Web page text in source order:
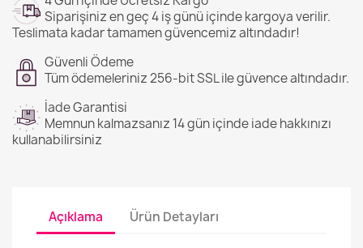
Siparişiniz en geç 4 iş günü içinde kargoya verilir.
Teslimata kadar tamamen güvencemiz altındadır!
Güvenli Ödeme
Tüm ödemeleriniz 256-bit SSL ile güvence altındadır.
İade Garantisi
Memnun kalmazsanız 14 gün içinde iade hakkınızı
kullanabilirsiniz
Açıklama Ürün Detayları